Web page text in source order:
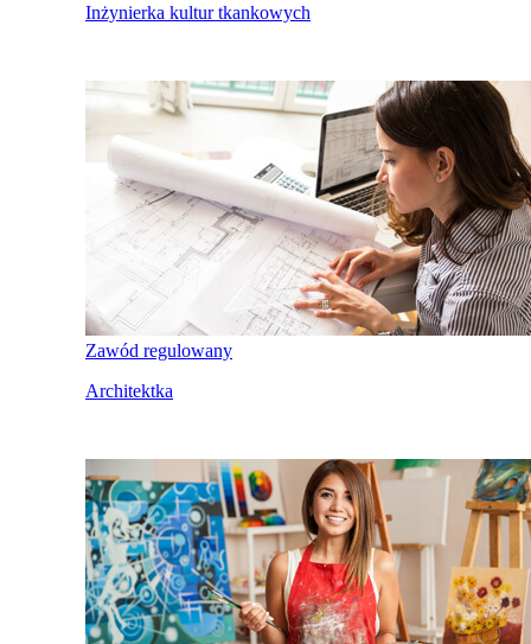
Inżynierka kultur tkankowych
Zawód regulowany
Architektka